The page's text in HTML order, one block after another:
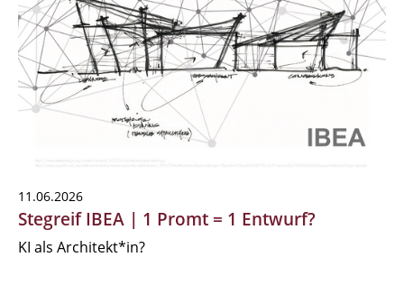
11.06.2026
Stegreif IBEA | 1 Promt = 1 Entwurf?
KI als Architekt*in?